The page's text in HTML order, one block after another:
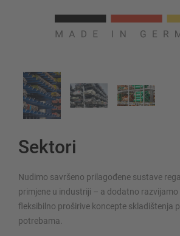
Sektori
Nudimo savršeno prilagođene sustave
primjene u industriji – a dodatno razvijamo
fleksibilno proširive koncepte skladištenja
potrebama.